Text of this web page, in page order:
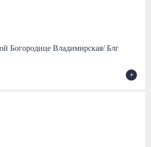
Богородице Владимирская/ Блг
+